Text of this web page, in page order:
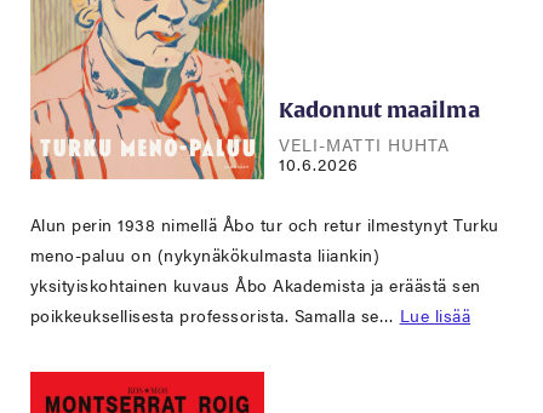
Kadonnut maailma
VELI-MATTI HUHTA
10.6.2026
Alun perin 1938 nimellä Åbo tur och retur ilmestynyt Turku
meno-paluu on (nykynäkökulmasta liiankin)
yksityiskohtainen kuvaus Åbo Akademista ja eräästä sen
poikkeuksellisesta professorista. Samalla se… Lue lisää